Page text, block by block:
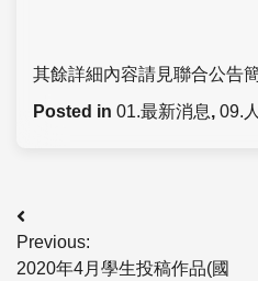
其餘詳細內容請見聯合公告
Posted in 01.最新消息, 09.
Previous:
2020年4月學生投稿作品(國